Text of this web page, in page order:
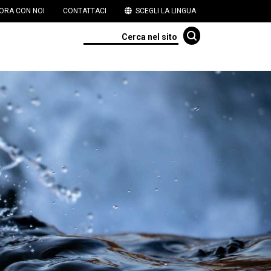
CON NOI CONTATTACI SCEGLI LA LINGUA